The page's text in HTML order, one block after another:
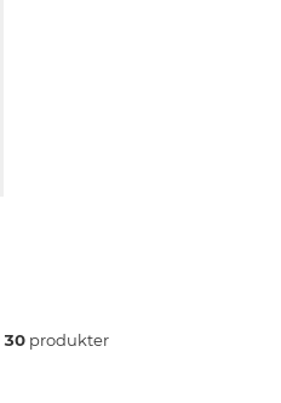
30 produkter